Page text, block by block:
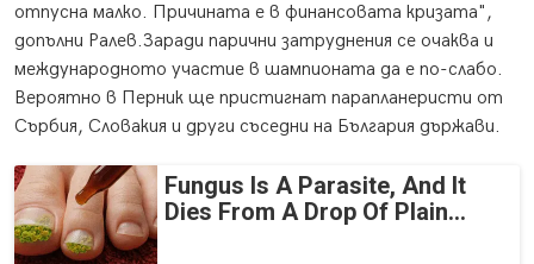
отпусна малко. Причината е в финансовата кризата",
допълни Ралев.Заради парични затруднения се очаква и
международното участие в шампионата да е по-слабо.
Вероятно в Перник ще пристигнат парапланеристи от
Сърбия, Словакия и други съседни на България държави.
Fungus Is A Parasite, And It
Dies From A Drop Of Plain...